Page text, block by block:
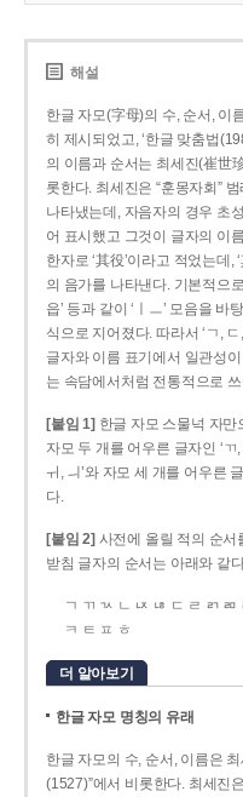
해설
한글 자모(字母)의 수, 순서, 이
히 제시되었고, ‘한글 맞춤법
의 이름과 순서는 최세진(崔世
롯한다. 최세진은 “훈몽자회”
나타냈는데, 자음자의 경우 초
어 표시했고 그것이 글자의 이
한자로 ‘其役’이라고 적었는데,
의 음가를 나타낸다. 기본적으
읍’ 등과 같이 ‘ㅣㅡ’ 모음을
식으로 지어졌다. 따라서 ‘ㄱ,
글자와 이름 표기에서 일관성
는 속담에서처럼 전통적으로
[붙임 1] 한글 자모 스물넉 자
자모 두 개를 어우른 글자인 ‘ㄲ
ㅟ, ㅢ’와 자모 세 개를 어우른
다.
[붙임 2] 사전에 올릴 적의 순서
받침 글자의 순서는 아래와 같
ㄱ ㄲ ㄳ ㄴ ㄵ ㄶ ㄷ ㄹ ㄺ
ㅋ ㅌ ㅍ ㅎ
더 알아보기
한글 자모 명칭의 유래
한글 자모의 수, 순서, 이름은
(1527)”에서 비롯한다. 최세진